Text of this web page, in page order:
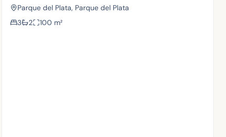
Parque del Plata, Parque del Plata
3
2 100 m²